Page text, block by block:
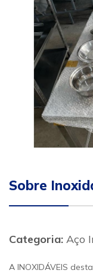
Sobre
Categoria: Aço
A INOXIDÁVEIS